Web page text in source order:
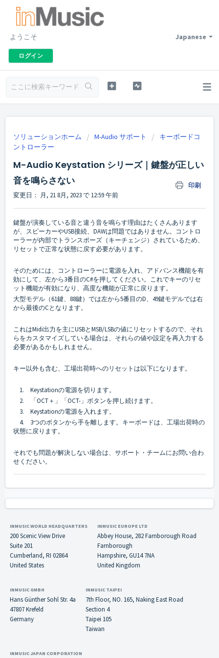
Japanese
ようこそ
ログイン
ソリューションホーム M-Audio サポート
キーボードコ
ントローラー
M-Audio Keystation シリーズ｜鍵盤が正しい
音を鳴らさない
印刷
変更日： 月, 21 8月, 2023 で 12:59 午前
鍵盤が演奏している音と違う音を鳴らす理由はたくさんあります
が、スピーカーやUSB接続、DAWは問題ではありません。コントロ
ーラーが内部でトランスポーズ（キーチェンジ）されているため、
リセットで正常な状態に戻す必要があります。
そのためには、コントローラーに電源を入れ、アドバンス機能を有
効にして、左から3番目のC#を押してください。これでキーのリセ
ット機能が有効になり、高度な機能が正常に戻ります。
大型モデル（61鍵、88鍵）では左から5番目のD、49鍵モデルでは右
から最後のCとなります。
これはMidi出力を主にUSBとMSB/LSBの値にリセットするので、それ
らをカスタマイズしている場合は、それらの値や設定を再入力する
必要があるかもしれません。
キー以外も含む、工場出荷時へのリセットは以下になります。
1. Keystationの電源を切ります。
2. 「OCT＋」「OCT-」ボタンを押し続けます。
3. Keystationの電源を入れます。
4. 3つのボタンから手を離します。キーボードは、工場出荷時の
状態に戻ります。
それでも問題が解決しない場合は、サポート・チームにお問い合わ
せください。
INMUSIC WORLD HEADQUARTERS
200 Scenic View Drive
Suite 201
Cumberland, RI 02864
United States
INMUSIC EUROPE LTD
Abbey House, 282 Farnborough Road
Farnborough
Hampshire, GU14 7NA
United Kingdom
INMUSIC GMBH
Hans Günther Sohl Str. 4a
47807 Krefeld
Germany
INMUSIC TAIPEI
7th Floor, NO. 165, Naking East Road
Section 4
Taipei 105
Taiwan
INMUSIC JAPAN CORPORATION